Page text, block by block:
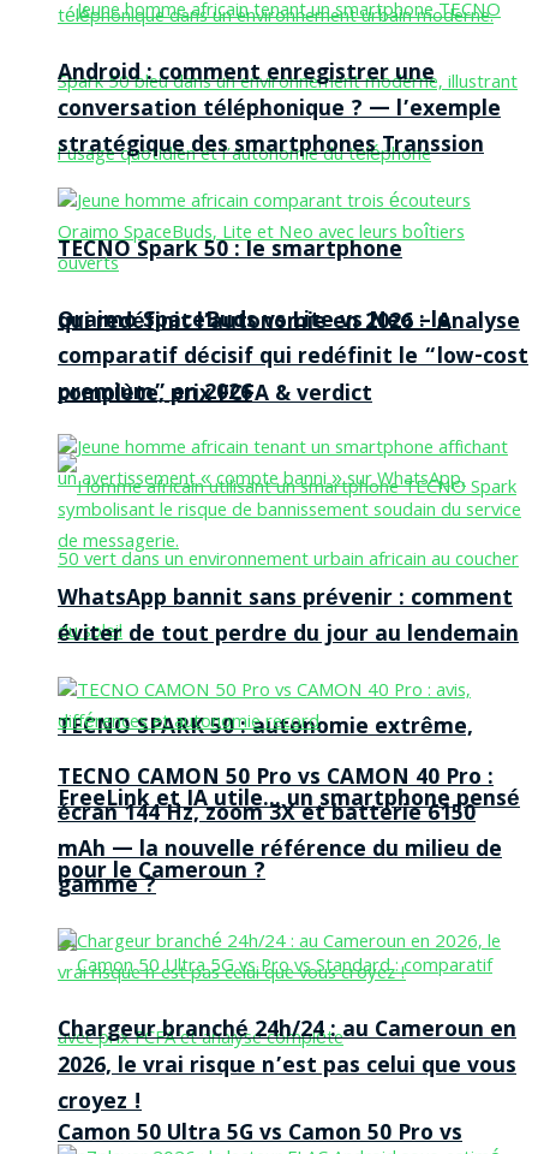
TECNO Spark 50 : le smartphone
qui redéfinit l’autonomie en 2026 – Analyse
complète, prix FCFA & verdict
TECNO SPARK 50 : autonomie extrême,
FreeLink et IA utile… un smartphone pensé
pour le Cameroun ?
Camon 50 Ultra 5G vs Camon 50 Pro vs
Android : comment enregistrer une
conversation téléphonique ? — l’exemple
stratégique des smartphones Transsion
Oraimo SpaceBuds vs Lite vs Neo : le
comparatif décisif qui redéfinit le “low-cost
premium” en 2026
WhatsApp bannit sans prévenir : comment
éviter de tout perdre du jour au lendemain
TECNO CAMON 50 Pro vs CAMON 40 Pro :
écran 144 Hz, zoom 3X et batterie 6150
mAh — la nouvelle référence du milieu de
gamme ?
Chargeur branché 24h/24 : au Cameroun en
2026, le vrai risque n’est pas celui que vous
croyez !